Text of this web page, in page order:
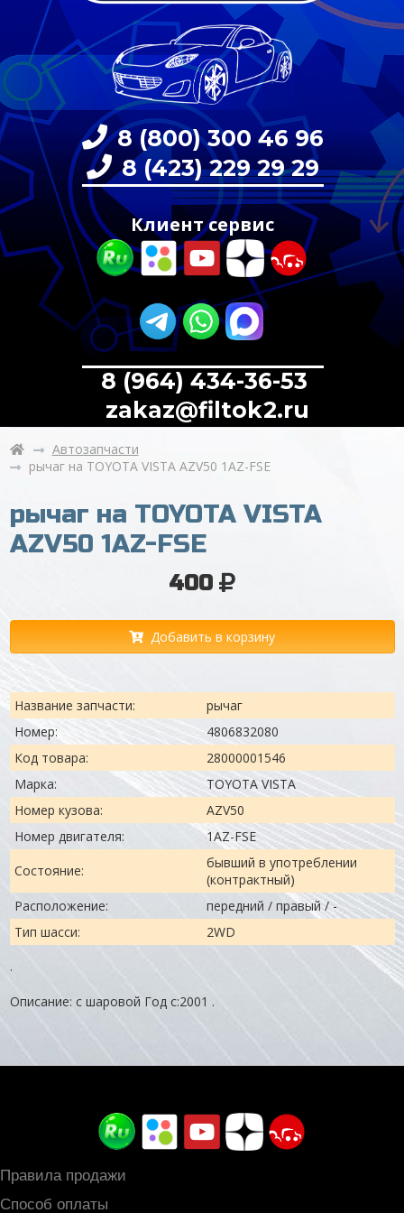
8 (800) 300 46 96
8 (423) 229 29 29
Клиент сервис
8 (964) 434-36-53
zakaz@filtok2.ru
Автозапчасти
рычаг на TOYOTA VISTA AZV50 1AZ-FSE
рычаг на TOYOTA VISTA
AZV50 1AZ-FSE
400
Добавить в корзину
Название запчасти:
рычаг
Номер:
4806832080
Код товара:
28000001546
Марка:
TOYOTA VISTA
Номер кузова:
AZV50
Номер двигателя:
1AZ-FSE
Состояние:
бывший в употреблении
(контрактный)
Расположение:
передний / правый / -
Тип шасси:
2WD
.
Описание: с шаровой Год с:2001 .
Правила продажи
Способ оплаты